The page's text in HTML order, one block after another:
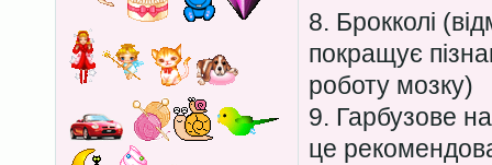
8. Брокколі
покращує
роботу мозку)
9. Гарбузове
це